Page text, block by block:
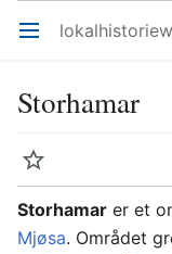
Åpne hovedmenyen
Storhamar
Overvåk
Storhamar er et
Mjøsa. Området